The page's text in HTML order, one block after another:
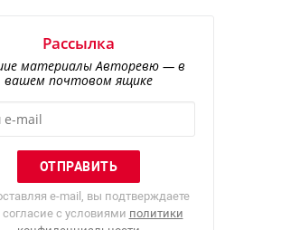
Рассылка
материалы Авторевю — в
вашем почтовом ящике
e-mail, вы подтверждаете
согласие с условиями политики